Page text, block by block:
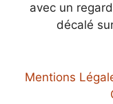
avec un
décalé
Mentions